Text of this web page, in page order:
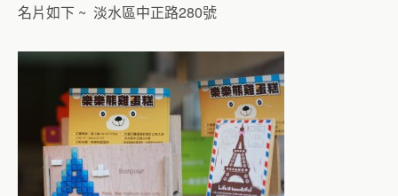
名片如下 ~ 淡水區中正路280號